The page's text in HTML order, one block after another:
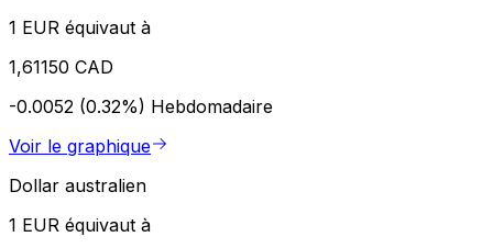
1 EUR équivaut à
1,61150 CAD
-0.0052 (0.32%) Hebdomadaire
Voir le graphique
Dollar australien
1 EUR équivaut à